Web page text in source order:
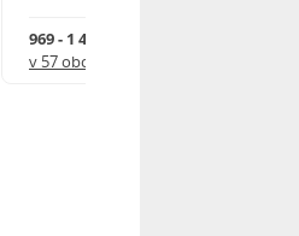
969 - 1 490 Kč
v 57 obchodech